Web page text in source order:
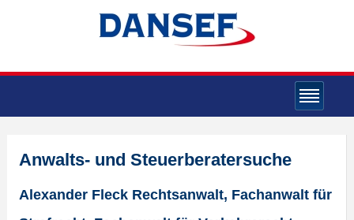
Anwalts- und Steuerberatersuche
Alexander Fleck Rechtsanwalt, Fachanwalt für